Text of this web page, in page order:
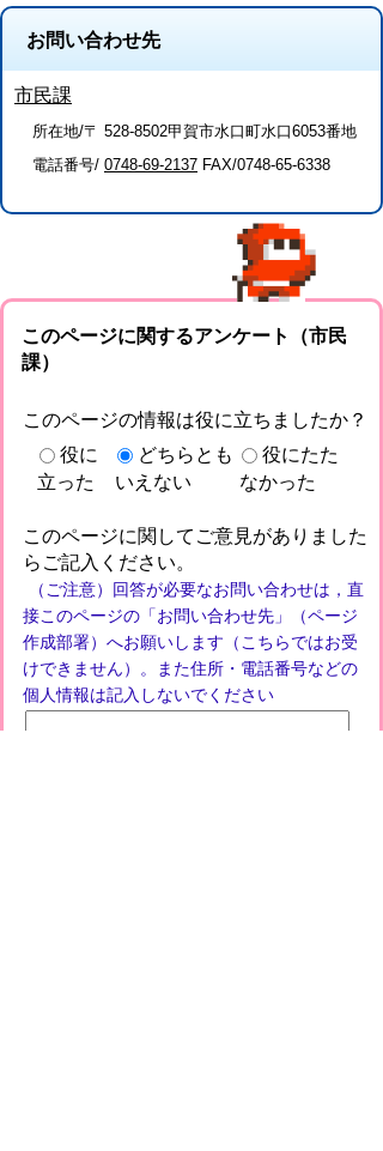
お問い合わせ先
市民課
所在地/〒 528-8502甲賀市水口町水口6053番地
電話番号/ 0748-69-2137 FAX/0748-65-6338
このページに関するアンケート（市民
課）
このページの情報は役に立ちましたか？
役に
立った
どちらとも
いえない
役にたた
なかった
このページに関してご意見がありました
らご記入ください。
（ご注意）回答が必要なお問い合わせは，直
接このページの「お問い合わせ先」（ページ
作成部署）へお願いします（こちらではお受
けできません）。また住所・電話番号などの
個人情報は記入しないでください